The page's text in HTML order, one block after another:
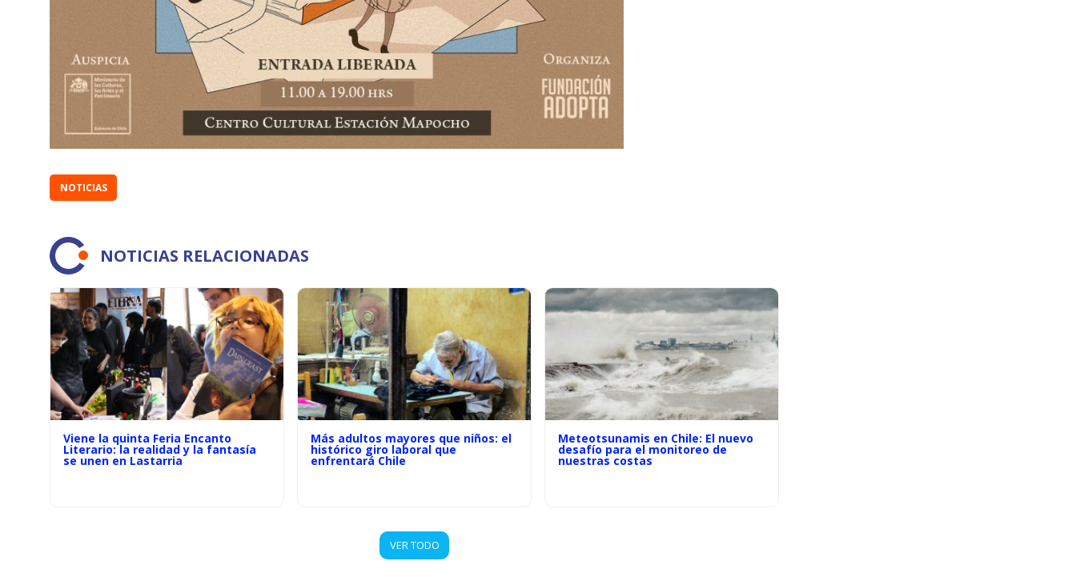
NOTICIAS
NOTICIAS RELACIONADAS
Viene la quinta Feria Encanto
Literario: la realidad y la fantasía
se unen en Lastarria
Más adultos mayores que niños: el
histórico giro laboral que
enfrentará Chile
Meteotsunamis en Chile: El nuevo
desafío para el monitoreo de
nuestras costas
VER TODO